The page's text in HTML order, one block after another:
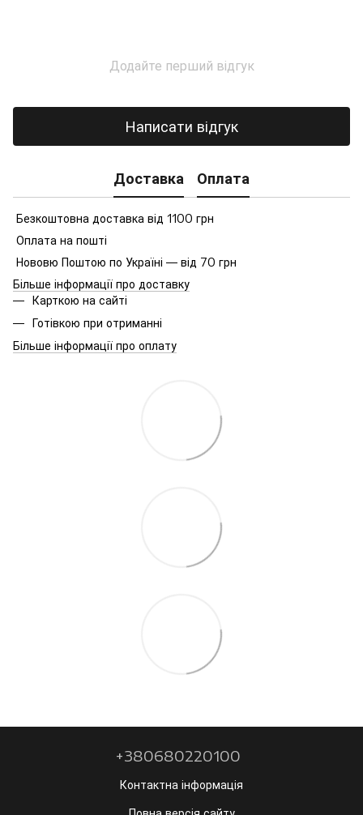
Додайте перший відгук
Написати відгук
Доставка Оплата
Безкоштовна доставка від 1100 грн
Оплата на пошті
Нововю Поштою по Україні — від 70 грн
Більше інформації про доставку
Карткою на сайті
Готівкою при отриманні
Більше інформації про оплату
+380680220100
Контактна інформація